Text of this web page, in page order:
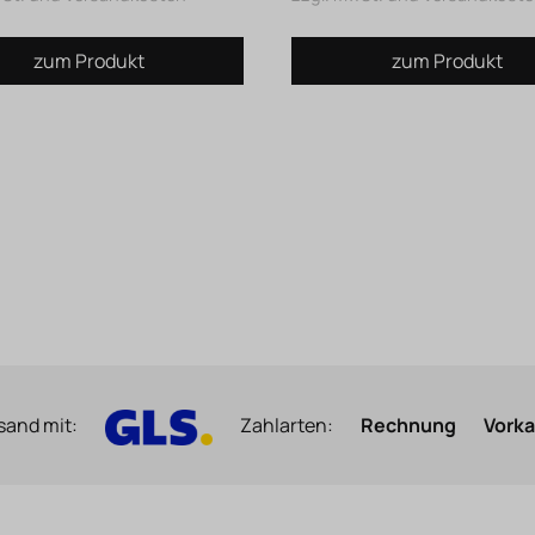
zum Produkt zum Produkt
mit: Zahlarten: Rechnung